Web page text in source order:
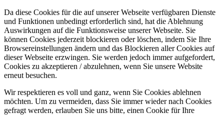
Da diese Cookies für die auf unserer Webseite verfügbaren Dienste
und Funktionen unbedingt erforderlich sind, hat die Ablehnung
Auswirkungen auf die Funktionsweise unserer Webseite. Sie
können Cookies jederzeit blockieren oder löschen, indem Sie Ihre
Browsereinstellungen ändern und das Blockieren aller Cookies auf
dieser Webseite erzwingen. Sie werden jedoch immer aufgefordert,
Cookies zu akzeptieren / abzulehnen, wenn Sie unsere Website
erneut besuchen.
Wir respektieren es voll und ganz, wenn Sie Cookies ablehnen
möchten. Um zu vermeiden, dass Sie immer wieder nach Cookies
gefragt werden, erlauben Sie uns bitte, einen Cookie für Ihre